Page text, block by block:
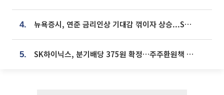
4. 뉴욕증시, 연준 금리인상 기대감 꺾이자 상승...S&P500 사상 최고치 [종합]
5. SK하이닉스, 분기배당 375원 확정…주주환원책 9월로 앞당겨 발표